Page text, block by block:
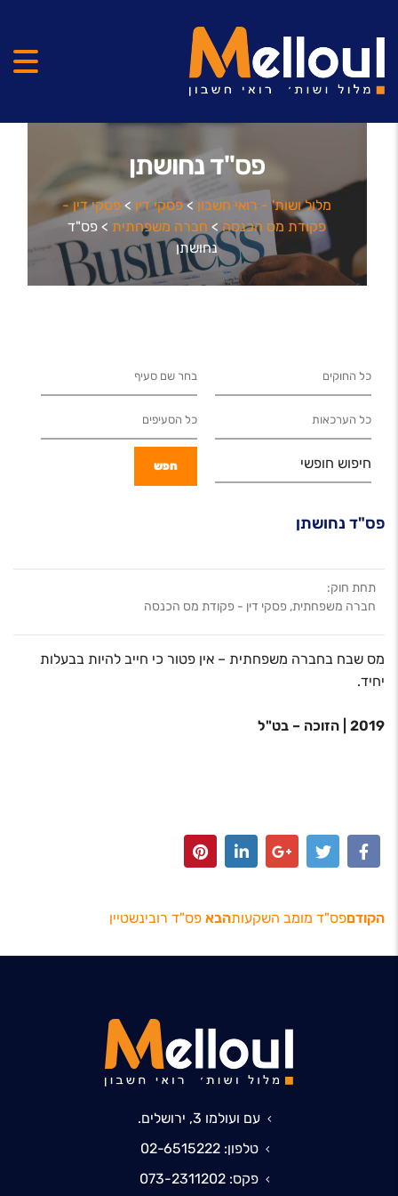
פס"ד נחושתן
מלול ושות' - רואי חשבון >פסקי דין > פסקי דין -
פקודת מס הכנסה> חברה משפחתית > פס"ד
נחושתן
חיפוש חופשי
פס"ד נחושתן
תחת חוק:
חברה משפחתית, פסקי דין - פקודת מס הכנסה
מס שבח בחברה משפחתית – אין פטור כי חייב להיות בבעלות
יחיד.
2019 | הזוכה – בט"ל
הקודםפס"ד מומב השקעותהבא פס"ד רובינשטיין
עם ועולמו 3, ירושלים.
טלפון: 02-6515222
פקס: 073-2311202